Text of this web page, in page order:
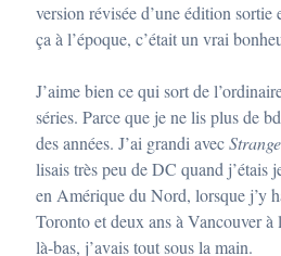
version révisée d’une édition sortie
ça à l’époque, c’était un vrai
J’aime bien ce qui sort de
séries. Parce que je ne lis plus de
des années. J’ai grandi avecStrange
lisais très peu de DC quand j’étais
en Amérique du Nord, lorsque j’y
Toronto et deux ans à Vancouver à
là-bas, j’avais tout sous la main.